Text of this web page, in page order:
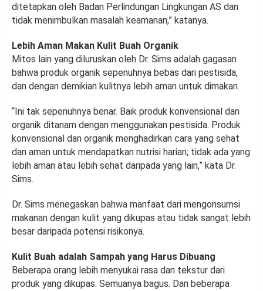
ditetapkan oleh Badan Perlindungan Lingkungan AS dan
tidak menimbulkan masalah keamanan,” katanya.
Lebih Aman Makan Kulit Buah Organik
Mitos lain yang diluruskan oleh Dr. Sims adalah gagasan
bahwa produk organik sepenuhnya bebas dari pestisida,
dan dengan demikian kulitnya lebih aman untuk dimakan.
“Ini tak sepenuhnya benar. Baik produk konvensional dan
organik ditanam dengan menggunakan pestisida. Produk
konvensional dan organik menghadirkan cara yang sehat
dan aman untuk mendapatkan nutrisi harian; tidak ada yang
lebih aman atau lebih sehat daripada yang lain,” kata Dr.
Sims.
Dr. Sims menegaskan bahwa manfaat dari mengonsumsi
makanan dengan kulit yang dikupas atau tidak sangat lebih
besar daripada potensi risikonya.
Kulit Buah adalah Sampah yang Harus Dibuang
Beberapa orang lebih menyukai rasa dan tekstur dari
produk yang dikupas. Semuanya bagus. Dan beberapa